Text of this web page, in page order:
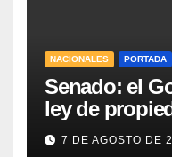
NACIONALES PORTADA
Senado: el
ley de
tuvo que
7 DE AGOSTO DE